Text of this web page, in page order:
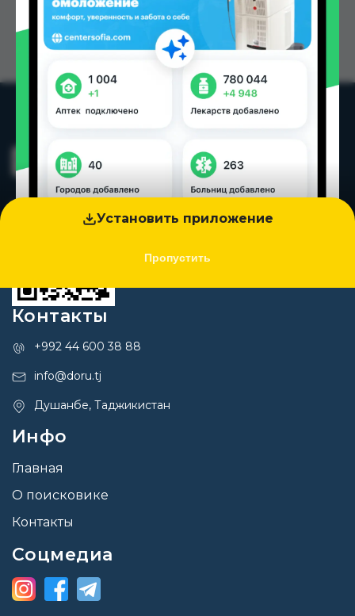
Установить приложение
Пропустить
Контакты
+992 44 600 38 88
info@doru.tj
Душанбе, Таджикистан
Инфо
Главная
О поисковике
Контакты
Соцмедиа